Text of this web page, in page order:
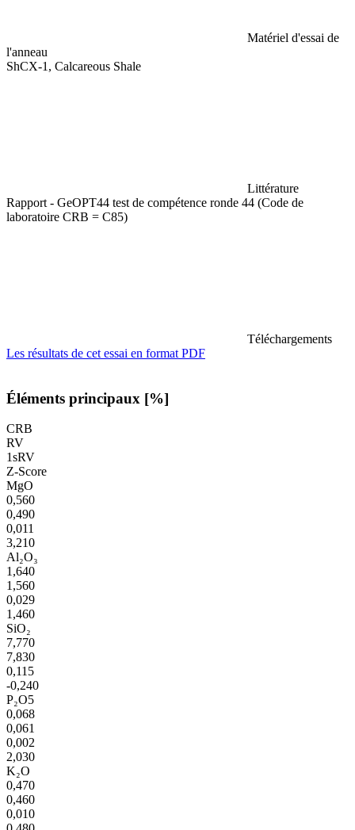
Matériel d'essai de
l'anneau
ShCX-1, Calcareous Shale
Littérature
Rapport - GeOPT44 test de compétence ronde 44 (Code de
laboratoire CRB = C85)
Téléchargements
Les résultats de cet essai en format PDF
Éléments principaux [%]
CRB
RV
1sRV
Z-Score
MgO
0,560
0,490
0,011
3,210
Al₂O₃
1,640
1,560
0,029
1,460
SiO₂
7,770
7,830
0,115
-0,240
P₂O5
0,068
0,061
0,002
2,030
K₂O
0,470
0,460
0,010